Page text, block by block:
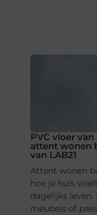
PVC vloer van
attent wonen
van LAB21
Attent wonen
hoe je huis
dagelijks
meubels of